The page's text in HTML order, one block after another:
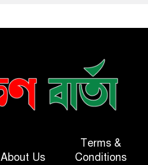
About Us
Terms &
Conditions